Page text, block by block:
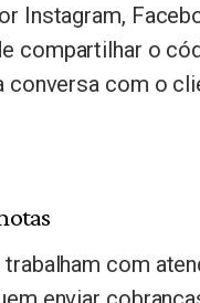
Instagram,
compartilhar o
conversa com o
trabalham com